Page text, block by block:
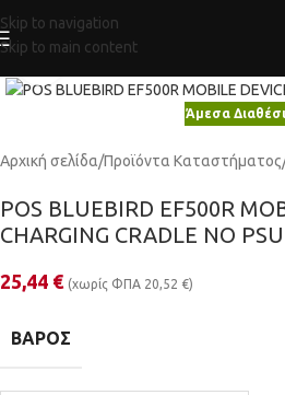
Skip to navigation
Skip to main content
Άμεσα
Αρχική σελίδα/Προϊόντα Καταστήματος
POS BLUEBIRD EF500R
CHARGING CRADLE NO PSU
25,44 € (χωρίς ΦΠΑ 20,52 €)
ΒΆΡΟΣ